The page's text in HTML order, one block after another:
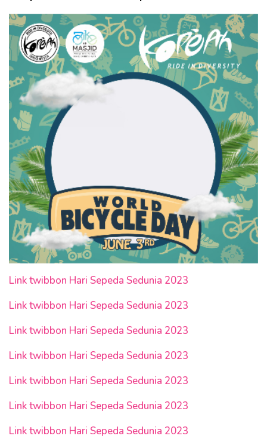
Link twibbon Hari Sepeda Sedunia 2023
Link twibbon Hari Sepeda Sedunia 2023
Link twibbon Hari Sepeda Sedunia 2023
Link twibbon Hari Sepeda Sedunia 2023
Link twibbon Hari Sepeda Sedunia 2023
Link twibbon Hari Sepeda Sedunia 2023
Link twibbon Hari Sepeda Sedunia 2023